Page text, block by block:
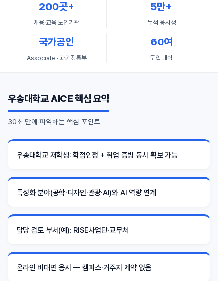
200곳+
채용·교육 도입기관
5만+
누적 응시생
국가공인
Associate · 과기정통부
60여
도입 대학
우송대학교 AICE 핵심 요약
30초 만에 파악하는 핵심 포인트
우송대학교 재학생: 학점인정 + 취업 증빙 동시 확보 가능
특성화 분야(공학·디자인·관광·AI)와 AI 역량 연계
담당 검토 부서(예): RISE사업단·교무처
온라인 비대면 응시 — 캠퍼스·거주지 제약 없음